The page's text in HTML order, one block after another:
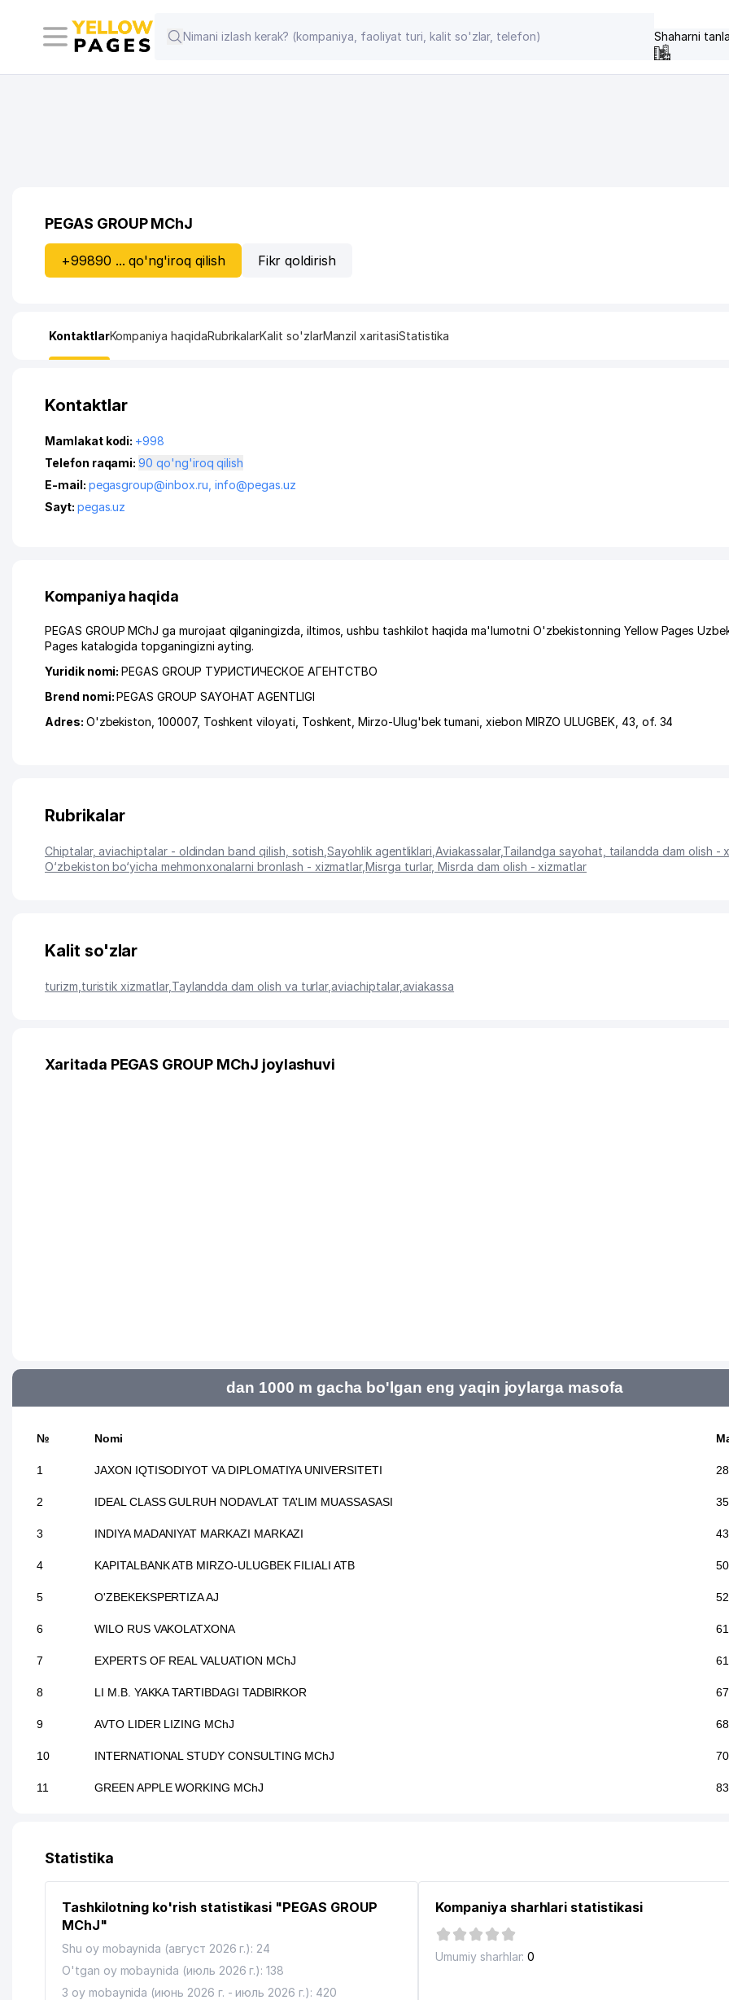
Shaharni
PEGAS GROUP MChJ
+99890 ... qo'ng'iroq qilish Fikr qoldirish
KontaktlarKompaniya haqidaRubrikalarKalit so'zlarManzil xaritasiStatistika
Kontaktlar
Mamlakat kodi: +998
Telefon raqami:
90 qo'ng'iroq qilish
E-mail: pegasgroup@inbox.ru info@pegas.uz
Sayt: pegas.uz
Kompaniya haqida
PEGAS GROUP MChJ ga murojaat qilganingizda, iltimos, ushbu tashkilot haqida ma'lumotni O'zbekistonning Yellow Pages
Pages katalogida topganingizni ayting.
Yuridik nomi:PEGAS GROUP ТУРИСТИЧЕСКОЕ АГЕНТСТВО
Brend nomi:PEGAS GROUP SAYOHAT AGENTLIGI
Adres: O'zbekiston, 100007, Toshkent viloyati Toshkent ,Mirzo-Ulug'bek tumani ,xiеbon MIRZO ULUGBEK , 43, of. 34
Rubrikalar
Chiptalar, aviachiptalar - oldindan band qilish, sotish Sayohlik agentliklari Aviakassalar,Tailandga sayohat, tailandda dam olish -
O‘zbekiston bo‘yicha mehmonxonalarni bronlash - xizmatlar,Misrga turlar, Misrda dam olish - xizmatlar
Kalit so'zlar
turizm turistik xizmatlar, Taylandda dam olish va turlar,aviachiptalar,aviakassa
Xaritada PEGAS GROUP MChJ joylashuvi
dan 1000 m gacha bo'lgan eng yaqin joylarga masofa
№ Nomi
1 JAXON IQTISODIYOT VA DIPLOMATIYA UNIVERSITETI
2 IDEAL CLASS GULRUH NODAVLAT TA'LIM MUASSASASI
3 INDIYA MADANIYAT MARKAZI MARKAZI
4 KAPITALBANK ATB MIRZO-ULUGBEK FILIALI ATB
5 O'ZBEKEKSPERTIZA AJ
6 WILO RUS VAKOLATXONA
7 EXPERTS OF REAL VALUATION MChJ
8 LI M.B. YAKKA TARTIBDAGI TADBIRKOR
9 AVTO LIDER LIZING MChJ
10 INTERNATIONAL STUDY CONSULTING MChJ
11 GREEN APPLE WORKING MChJ
13 ARB TECHNO SYSTEM MChJ
14 IBRAT COMPANY MChJ
FORT PRO NETWORK MChJ
ARTVLAD XUSUSIY KORXONASI
ALMAZ TRAVEL MChJ
Statistika
Tashkilotning ko'rish statistikasi "PEGAS GROUP
MChJ"
Shu oy mobaynida (август 2026 г.): 24
O'tgan oy mobaynida (июль 2026 г.): 138
3 oy mobaynida (июнь 2026 г. - июль 2026 г.): 420
Kompaniya sharhlari statistikasi
Umumiy sharhlar: 0